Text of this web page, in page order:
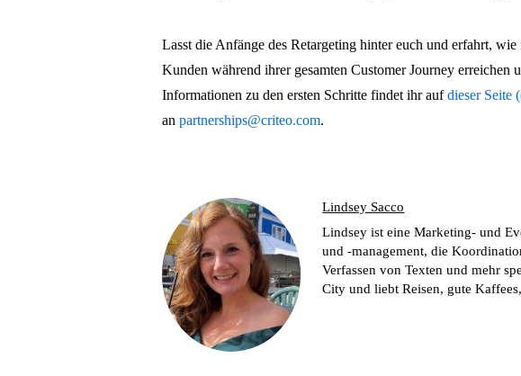
Lasst die Anfänge des Retargeting hinter euch und erfahrt,
Kunden während ihrer gesamten Customer Journey erreichen
Informationen zu den ersten Schritte findet ihr aufdieser Seite
anpartnerships@criteo.com.
Lindsey Sacco
Lindsey ist eine Marketing- und
und -management, die
Verfassen von Texten und mehr
City und liebt Reisen, gute